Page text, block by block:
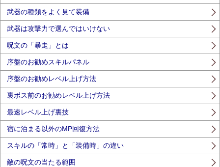
武器の種類をよく見て装備
武器は攻撃力で選んではいけない
呪文の「暴走」とは
序盤のお勧めスキルパネル
序盤のお勧めレベル上げ方法
裏ボス前のお勧めレベル上げ方法
最速レベル上げ裏技
宿に泊まる以外のMP回復方法
スキルの「常時」と「装備時」の違い
敵の呪文の当たる範囲